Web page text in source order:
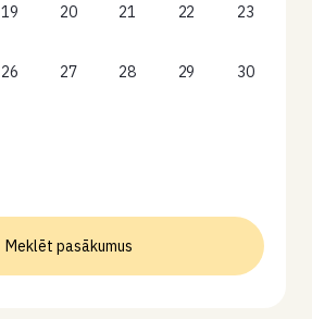
19 20 21 22 23
26 27 28 29 30
Meklēt pasākumus